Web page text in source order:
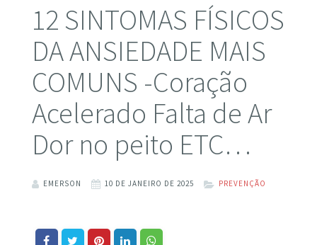
12 SINTOMAS FÍSICOS
DA ANSIEDADE MAIS
COMUNS -Coração
Acelerado Falta de Ar
Dor no peito ETC…
EMERSON 10 DE JANEIRO DE 2025 PREVENÇÃO